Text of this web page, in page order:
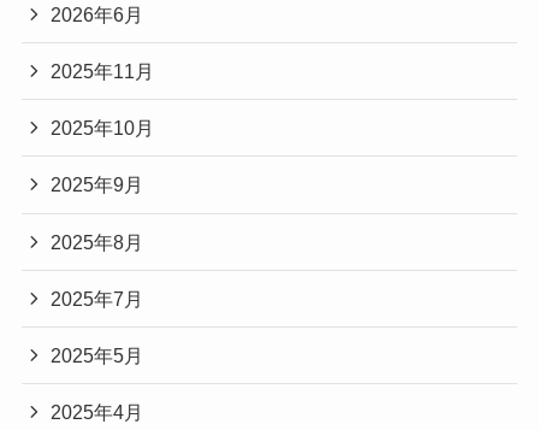
2026年6月
2025年11月
2025年10月
2025年9月
2025年8月
2025年7月
2025年5月
2025年4月